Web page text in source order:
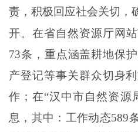
责，积极回应社会关切，
开。 在省自然资源厅网
73条 ， 重点涵盖耕地保
产登记等事关群众切身
作； 在“汉中市自然资源
息，其中： 工作动态589